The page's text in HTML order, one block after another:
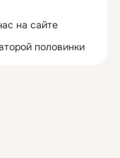
на сайте
половинки